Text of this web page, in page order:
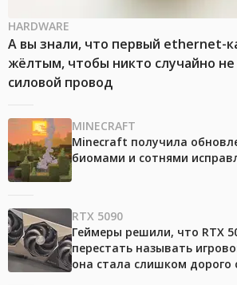
HARDWARE
А вы знали, что первый ethernet-
жёлтым, чтобы никто случайно не
силовой провод
MINECRAFT
Minecraft получила
биомами и сотнями
RTX 5090
Геймеры решили, что RTX
перестать называть
она стала слишком дорого